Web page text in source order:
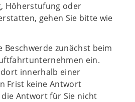
Höherstufung oder
gehen Sie bitte wie
Beschwerde zunächst beim
ein.
dort innerhalb einer
Frist keine Antwort
Antwort für Sie nicht